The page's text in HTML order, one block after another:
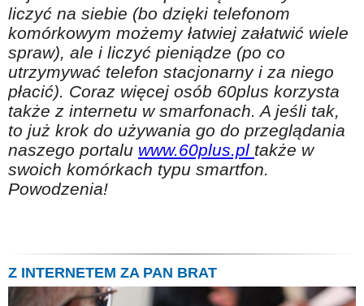
liczyć na siebie (bo dzięki telefonom
komórkowym możemy łatwiej załatwić wiele
spraw), ale i liczyć pieniądze (po co
utrzymywać telefon stacjonarny i za niego
płacić). Coraz więcej osób 60plus korzysta
także z internetu w smarfonach. A jeśli tak,
to już krok do używania go do przeglądania
naszego portalu www.60plus.pl także w
swoich komórkach typu smartfon.
Powodzenia!
Z INTERNETEM ZA PAN BRAT